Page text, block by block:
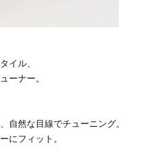
イル、
ーナー。
自然な目線でチューニング。
にフィット。